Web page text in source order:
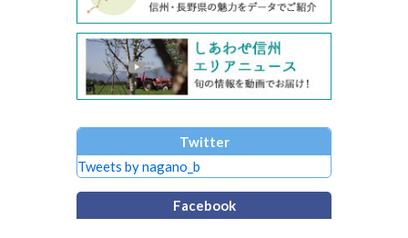
Twitter
Tweets by nagano_b
Facebook